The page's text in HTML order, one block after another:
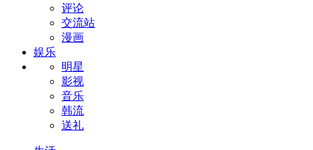
评论
交流站
漫画
娱乐
明星
影视
音乐
韩流
送礼